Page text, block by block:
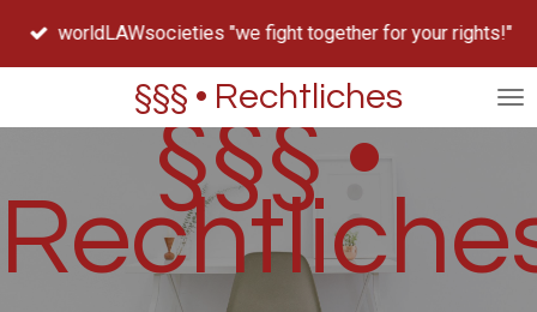
Zum
§§§ • Rechtliches
worldLAWsocieties "we fight together for your rights!"
§§§ •